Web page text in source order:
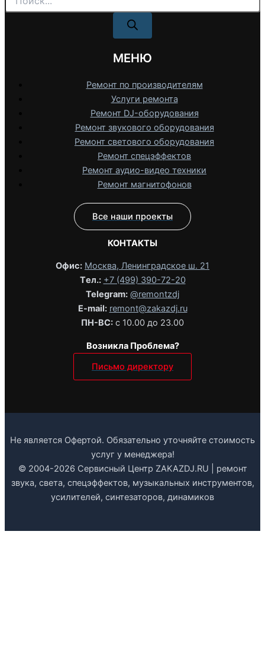
товаров
МЕНЮ
Ремонт по производителям
Услуги ремонта
Ремонт DJ-оборудования
Ремонт звукового оборудования
Ремонт светового оборудования
Ремонт спецэффектов
Ремонт аудио-видео техники
Ремонт магнитофонов
Все наши проекты
КОНТАКТЫ
Офис: Москва, Ленинградское ш. 21
Tел.: +7 (499) 390-72-20
Telegram: @remontzdj‬
E-mail: remont@zakazdj.ru
ПН-ВС: с 10.00 до 23.00
Возникла Проблема?
Письмо директору
Не является Офертой. Обязательно уточняйте стоимость
услуг у менеджера!
© 2004-2026 Сервисный Центр ZAKAZDJ.RU | ремонт
звука, света, спецэффектов, музыкальных инструментов,
усилителей, синтезаторов, динамиков